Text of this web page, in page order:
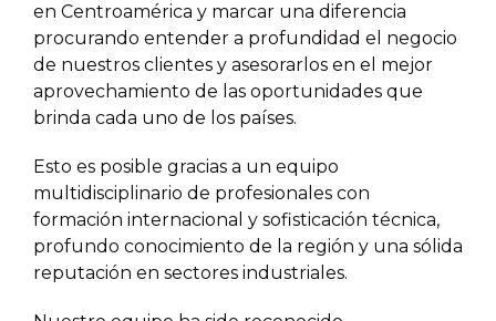
en Centroamérica y marcar una diferencia
procurando entender a profundidad el negocio
de nuestros clientes y asesorarlos en el mejor
aprovechamiento de las oportunidades que
brinda cada uno de los países.
Esto es posible gracias a un equipo
multidisciplinario de profesionales con
formación internacional y sofisticación técnica,
profundo conocimiento de la región y una sólida
reputación en sectores industriales.